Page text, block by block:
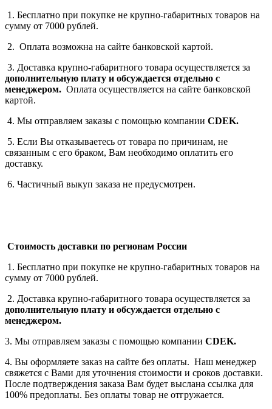
1. Бесплатно при покупке не крупно-габаритных товаров на
сумму от 7000 рублей.
2. Оплата возможна на сайте банковской картой.
3. Доставка крупно-габаритного товара осуществляется за
дополнительную плату и обсуждается отдельно с
менеджером. Оплата осуществляется на сайте банковской
картой.
4. Мы отправляем заказы с помощью компании СDEK.
5. Если Вы отказываетесь от товара по причинам, не
связанным с его браком, Вам необходимо оплатить его
доставку.
6. Частичный выкуп заказа не предусмотрен.
Стоимость доставки по регионам России
1. Бесплатно при покупке не крупно-габаритных товаров на
сумму от 7000 рублей.
2. Доставка крупно-габаритного товара осуществляется за
дополнительную плату и обсуждается отдельно с
менеджером.
3. Мы отправляем заказы с помощью компании СDEK.
4. Вы оформляете заказ на сайте без оплаты. Наш менеджер
свяжется с Вами для уточнения стоимости и сроков доставки.
После подтверждения заказа Вам будет выслана ссылка для
100% предоплаты. Без оплаты товар не отгружается.